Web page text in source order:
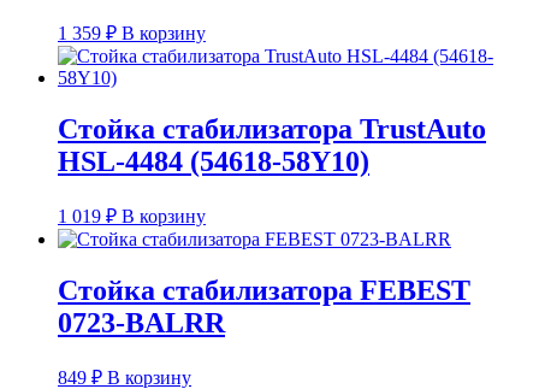
1 359 ₽ В корзину
Стойка стабилизатора TrustAuto
HSL-4484 (54618-58Y10)
1 019 ₽ В корзину
Стойка стабилизатора FEBEST
0723-BALRR
849 ₽ В корзину